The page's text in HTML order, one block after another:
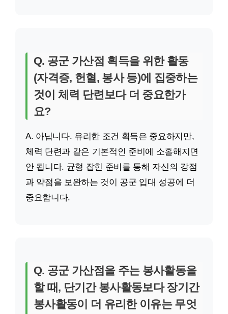
Q. 공군 가산점 획득을 위한 활동
(자격증, 헌혈, 봉사 등)에 집중하는
것이 체력 단련보다 더 중요한가
요?
A. 아닙니다. 유리한 조건 획득은 중요하지만,
체력 단련과 같은 기본적인 준비에 소홀해지면
안 됩니다. 균형 잡힌 준비를 통해 자신의 강점
과 약점을 보완하는 것이 공군 입대 성공에 더
중요합니다.
Q. 공군 가산점을 주는 봉사활동을
할 때, 단기간 봉사활동보다 장기간
봉사활동이 더 유리한 이유는 무엇